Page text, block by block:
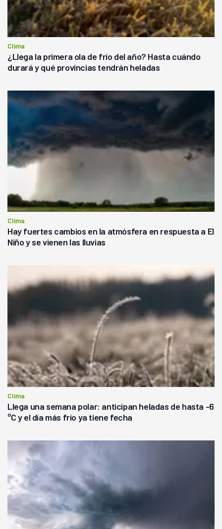
Clima
¿Llega la primera ola de frío del año? Hasta cuándo
durará y qué provincias tendrán heladas
Clima
Hay fuertes cambios en la atmósfera en respuesta a El
Niño y se vienen las lluvias
Clima
Llega una semana polar: anticipan heladas de hasta -6
°C y el día más frío ya tiene fecha